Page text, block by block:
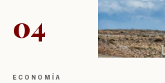
04
ECONOMÍA